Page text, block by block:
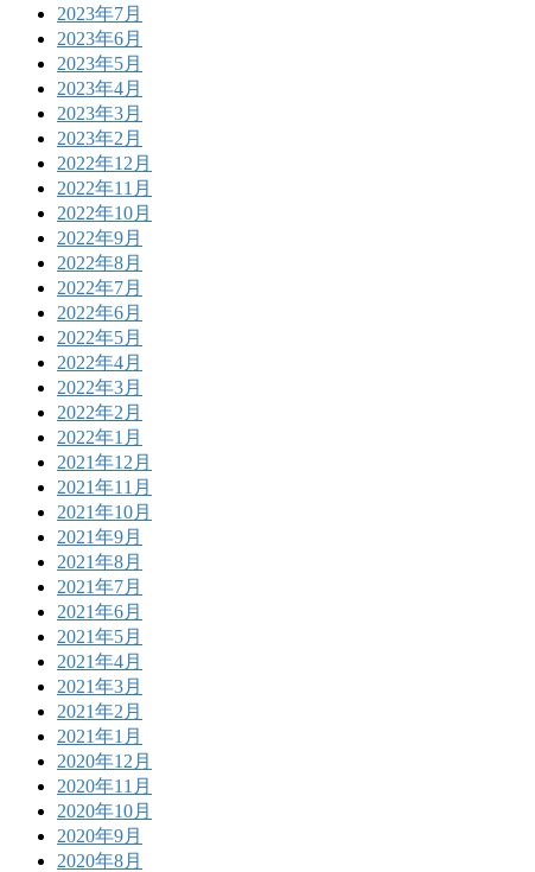
2023年7月
2023年6月
2023年5月
2023年4月
2023年3月
2023年2月
2022年12月
2022年11月
2022年10月
2022年9月
2022年8月
2022年7月
2022年6月
2022年5月
2022年4月
2022年3月
2022年2月
2022年1月
2021年12月
2021年11月
2021年10月
2021年9月
2021年8月
2021年7月
2021年6月
2021年5月
2021年4月
2021年3月
2021年2月
2021年1月
2020年12月
2020年11月
2020年10月
2020年9月
2020年8月